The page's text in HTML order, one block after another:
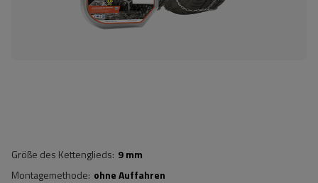
Größe des Kettenglieds 9 mm
Montagemethode ohne Auffahren